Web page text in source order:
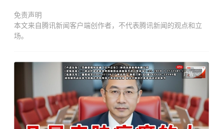
免责声明
本文来自腾讯新闻客户端创作者，不代表腾讯新闻的观点和立
场。
广告